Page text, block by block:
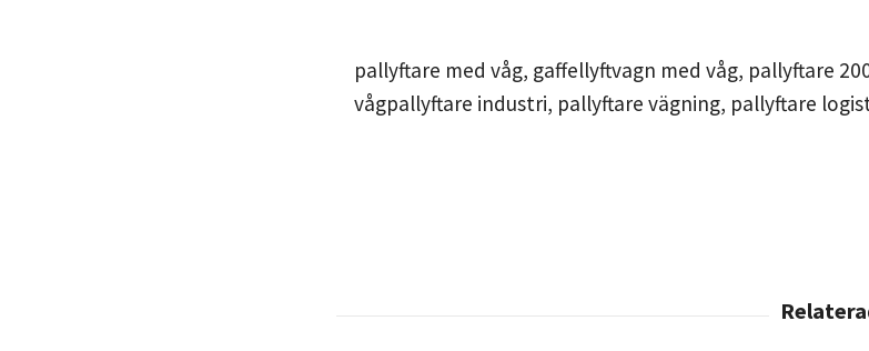
pallyftare med våg, gaffellyftvagn med våg, pallyftare
vågpallyftare industri, pallyftare vägning, pallyftare